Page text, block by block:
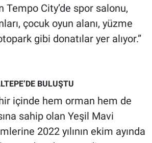
Tempo City’de spor salonu,
çocuk oyun alanı, yüzme
gibi donatılar yer alıyor.”
BULUŞTU
içinde hem orman hem de
sahip olan Yeşil Mavi
2022 yılının ekim ayında